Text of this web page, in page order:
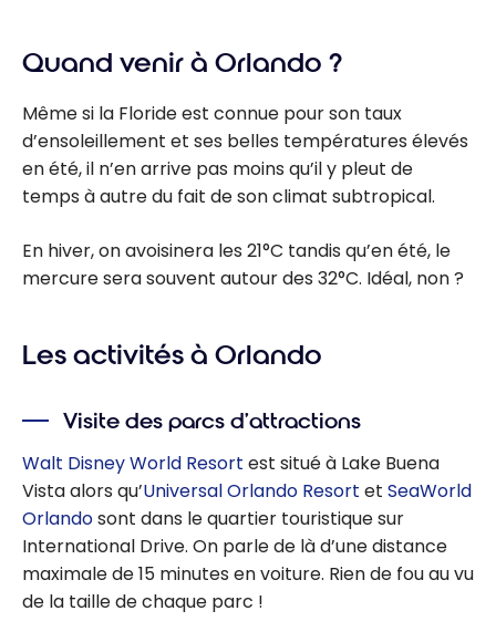
Quand venir à Orlando ?
Même si la Floride est connue pour son taux
d’ensoleillement et ses belles températures élevés
en été, il n’en arrive pas moins qu’il y pleut de
temps à autre du fait de son climat subtropical.
En hiver, on avoisinera les 21°C tandis qu’en été, le
mercure sera souvent autour des 32°C. Idéal, non ?
Les activités à Orlando
Visite des parcs d’attractions
Walt Disney World Resort est situé à Lake Buena
Vista alors qu’Universal Orlando Resort et SeaWorld
Orlandosont dans le quartier touristique sur
International Drive. On parle de là d’une distance
maximale de 15 minutes en voiture. Rien de fou au vu
de la taille de chaque parc !